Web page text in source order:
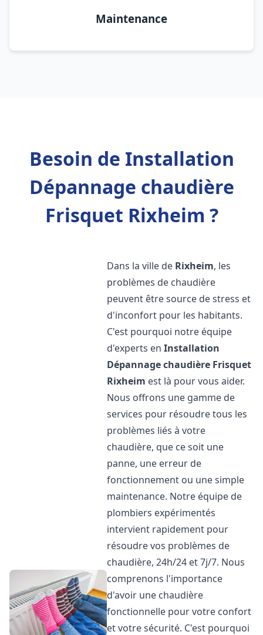
Maintenance
Besoin de Installation
Dépannage chaudière
Frisquet Rixheim ?
Dans la ville de Rixheim, les
problèmes de chaudière
peuvent être source de stress et
d'inconfort pour les habitants.
C'est pourquoi notre équipe
d'experts enInstallation
Dépannage chaudière Frisquet
Rixheim est là pour vous aider.
Nous offrons une gamme de
services pour résoudre tous les
problèmes liés à votre
chaudière, que ce soit une
panne, une erreur de
fonctionnement ou une simple
maintenance. Notre équipe de
plombiers expérimentés
intervient rapidement pour
résoudre vos problèmes de
chaudière, 24h/24 et 7j/7. Nous
comprenons l'importance
d'avoir une chaudière
fonctionnelle pour votre confort
et votre sécurité. C'est pourquoi